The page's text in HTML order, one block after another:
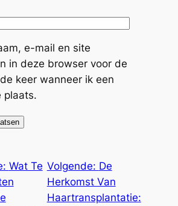
e-mail en site
in deze browser voor de
keer wanneer ik een
plaats.
Wat Te Volgende: De
Herkomst Van
Haartransplantatie: